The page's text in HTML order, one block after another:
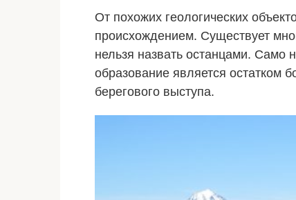
От похожих геологических
происхождением. Существует
нельзя назвать останцами. Само
образование является остатком
берегового выступа.